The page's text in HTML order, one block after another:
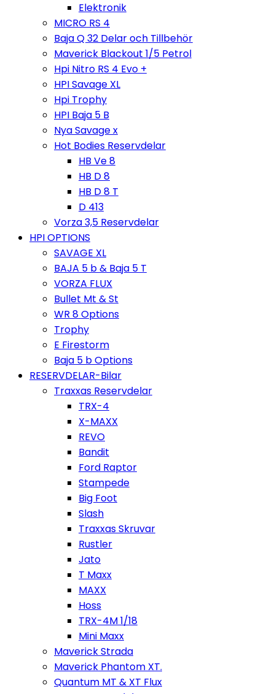
Elektronik
MICRO RS 4
Baja Q 32 Delar och Tillbehör
Maverick Blackout 1/5 Petrol
Hpi Nitro RS 4 Evo +
HPI Savage XL
Hpi Trophy
HPI Baja 5 B
Nya Savage x
Hot Bodies Reservdelar
HB Ve 8
HB D 8
HB D 8 T
D 413
Vorza 3,5 Reservdelar
HPI OPTIONS
SAVAGE XL
BAJA 5 b & Baja 5 T
VORZA FLUX
Bullet Mt & St
WR 8 Options
Trophy
E Firestorm
Baja 5 b Options
RESERVDELAR-Bilar
Traxxas Reservdelar
TRX-4
X-MAXX
REVO
Bandit
Ford Raptor
Stampede
Big Foot
Slash
Traxxas Skruvar
Rustler
Jato
T Maxx
MAXX
Hoss
TRX-4M 1/18
Mini Maxx
Maverick Strada
Maverick Phantom XT.
Quantum MT & XT Flux